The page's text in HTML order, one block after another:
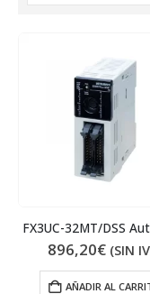
FX3UC-32MT/DSS
896,20€ (SIN
AÑADIR AL